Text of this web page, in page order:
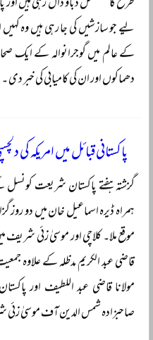
لیے جو سازشیں کی جا رہی ہیں وہ
کے عالم میں گوجرانوالہ کے ایک
دھماکوں اور ان کی کامیابی کی خبر دی
پاکستانی قبائل میں امریکہ کی
گزشتہ ہفتے پاکستان شریعت کونسل
ہمراہ ڈیرہ اسماعیل خان میں دو
موقع ملا۔ کلاچی اور موسیٰ زئی شریف
قاضی عبد الکریم مدظلہ کے علاوہ
مولانا قاضی عبد اللطیف اور
صاحبزادہ شمس الدین آف موسیٰ